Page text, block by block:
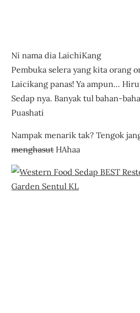
Ni nama dia LaichiKang
Pembuka selera yang kita orang
Laicikang panas! Ya ampun…
Sedap nya. Banyak tul bahan-
Puashati
Nampak menarik tak? Tengok
menghasutHAhaa